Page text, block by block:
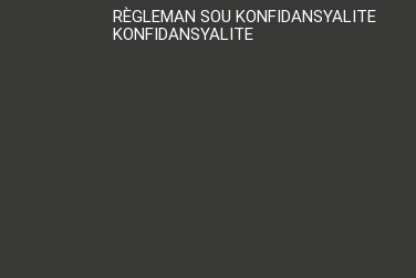
RÈGLEMAN SOU KONFIDANSYALITE
KONFIDANSYALITE